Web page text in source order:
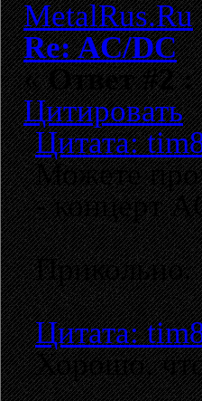
Re: AC/DC
«Ответ #2 :
Цитировать
Цитата:
Можете
- концерт
Прикольно.
Цитата:
Хорошо,